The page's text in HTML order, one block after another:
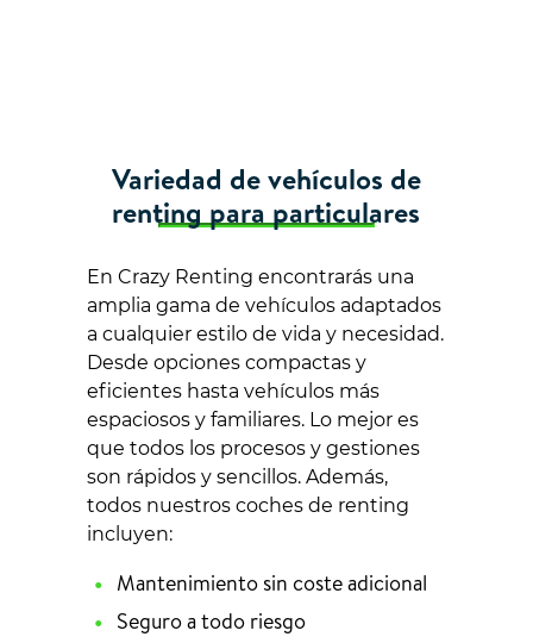
Variedad de vehículos de
renting para particulares
En Crazy Renting encontrarás una
amplia gama de vehículos adaptados
a cualquier estilo de vida y necesidad.
Desde opciones compactas y
eficientes hasta vehículos más
espaciosos y familiares. Lo mejor es
que todos los procesos y gestiones
son rápidos y sencillos. Además,
todos nuestros coches de renting
incluyen:
Mantenimiento sin coste adicional
Seguro a todo riesgo